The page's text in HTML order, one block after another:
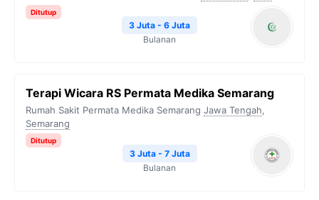
Ditutup
3 Juta - 6 Juta
Bulanan
Terapi Wicara RS Permata Medika Semarang
Rumah Sakit Permata Medika Semarang Jawa Tengah,
Semarang
Ditutup
3 Juta - 7 Juta
Bulanan